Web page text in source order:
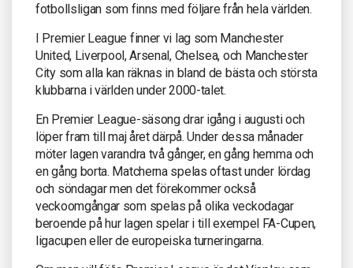
fotbollsligan som finns med följare från hela världen.
I Premier League finner vi lag som Manchester
United, Liverpool, Arsenal, Chelsea, och Manchester
City som alla kan räknas in bland de bästa och största
klubbarna i världen under 2000-talet.
En Premier League-säsong drar igång i augusti och
löper fram till maj året därpå. Under dessa månader
möter lagen varandra två gånger, en gång hemma och
en gång borta. Matcherna spelas oftast under lördag
och söndagar men det förekommer också
veckoomgångar som spelas på olika veckodagar
beroende på hur lagen spelar i till exempel FA-Cupen,
ligacupen eller de europeiska turneringarna.